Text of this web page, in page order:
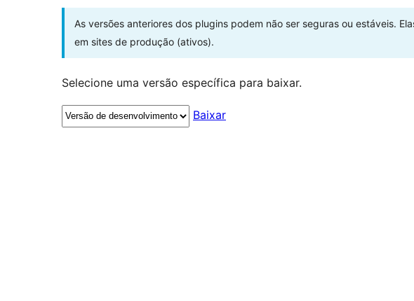
As versões anteriores dos plugins podem não ser seguras ou estáveis.
em sites de produção (ativos).
Selecione uma versão específica para baixar.
Baixar